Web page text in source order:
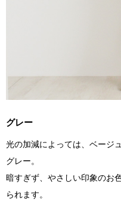
グレー
光の加減によっては、ベージ
グレー。
暗すぎず、やさしい印象のお
られます。